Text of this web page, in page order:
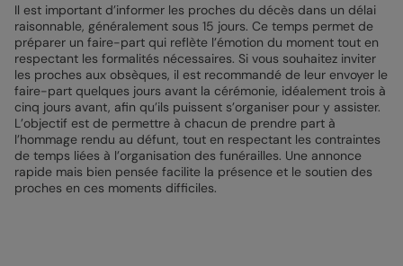
Il est important d’informer les proches du décès dans un délai
raisonnable, généralement sous 15 jours. Ce temps permet de
préparer un faire-part qui reflète l’émotion du moment tout en
respectant les formalités nécessaires. Si vous souhaitez inviter
les proches aux obsèques, il est recommandé de leur envoyer le
faire-part quelques jours avant la cérémonie, idéalement trois à
cinq jours avant, afin qu’ils puissent s’organiser pour y assister.
L’objectif est de permettre à chacun de prendre part à
l’hommage rendu au défunt, tout en respectant les contraintes
de temps liées à l’organisation des funérailles. Une annonce
rapide mais bien pensée facilite la présence et le soutien des
proches en ces moments difficiles.